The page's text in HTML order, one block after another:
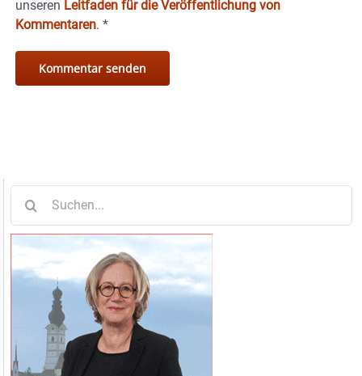
unseren Leitfaden für die Veröffentlichung von
Kommentaren. *
nach: